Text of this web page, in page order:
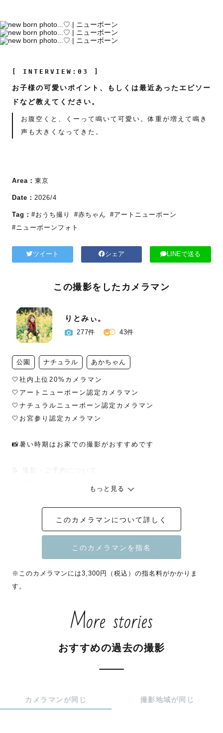
[ INTERVIEW:03 ]
お子様の可愛いポイント、もしくは最近あったエピソー
ドなど教えてください。
お腹空くと、くーって鳴いて可愛い。体重が増えて鳴き
声も大きくなってきた。
Area： 東京
Date： 2026/4
Tag： #おうち撮り #赤ちゃん
#アートニューボーン
#ニューボーンフォト
ツイート シェア LINEで送る
この撮影をしたカメラマン
りとみぃ。
277件 43件
公園 ナチュラル あかちゃん
🤍社内上位20%カメラマン
🤍アートニューボーン認定カメラマン
🤍ナチュラルニューボーン認定カメラマン
🤍お宮参り認定カメラマン
📸暑い時期はお家での撮影がおすすめです
📝 撮影・ご予約について
・お問合せがあった場合には、予定を「×」にしてお日にち
確保させていただきます。
・交通費3,000円超や公園入場料・申請料が必要な場合は
ご負担をお願いしております。
・リピーター様は指名料のお値引きをさせていただきま
す！　※ラブグラフHPからのご依頼のみ
・お宮参りや七五三は10:30頃から特に混み合います。
・土日や七五三シーズンは特に混雑するため、10:00より
・ご祈祷を受けた方、または予定のある方の撮影を原則と
のでご了承ください。
もっと見る
このカメラマンについて詳しく
※このカメラマンには3,300円（税込）の指名料がかかりま
す。
More stories
おすすめの過去の撮影
カメラマンが同じ 撮影地域が同じ